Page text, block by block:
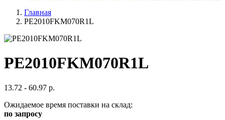
Главная
PE2010FKM070R1L
PE2010FKM070R1L
13.72 - 60.97 р.
Ожидаемое время поставки на склад:
по запросу